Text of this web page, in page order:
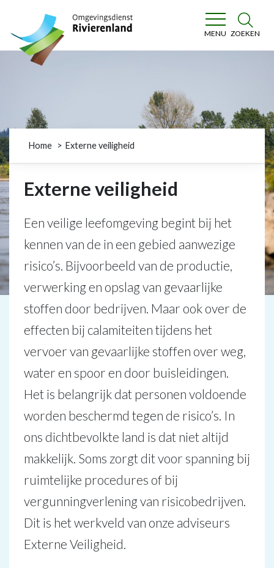
Omgevingsdienst Rivierenland
MENU ZOEKEN
Home Externe veiligheid
Externe veiligheid
Een veilige leefomgeving begint bij het
kennen van de in een gebied aanwezige
risico’s. Bijvoorbeeld van de productie,
verwerking en opslag van gevaarlijke
stoffen door bedrijven. Maar ook over de
effecten bij calamiteiten tijdens het
vervoer van gevaarlijke stoffen over weg,
water en spoor en door buisleidingen.
Het is belangrijk dat personen voldoende
worden beschermd tegen de risico’s. In
ons dichtbevolkte land is dat niet altijd
makkelijk. Soms zorgt dit voor spanning bij
ruimtelijke procedures of bij
vergunningverlening van risicobedrijven.
Dit is het werkveld van onze adviseurs
Externe Veiligheid.